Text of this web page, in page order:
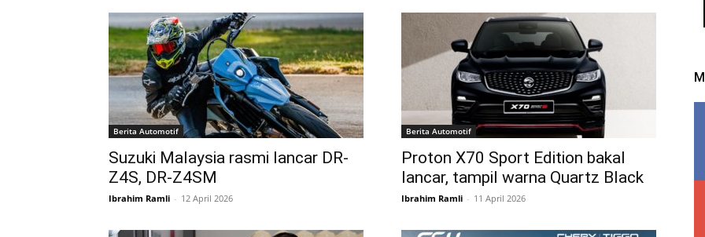
Berita Automotif
Suzuki Malaysia rasmi lancar DR-
Z4S, DR-Z4SM
Ibrahim Ramli - 12 April 2026
Berita Automotif
Proton X70 Sport Edition bakal
lancar, tampil warna Quartz Black
Ibrahim Ramli - 11 April 2026